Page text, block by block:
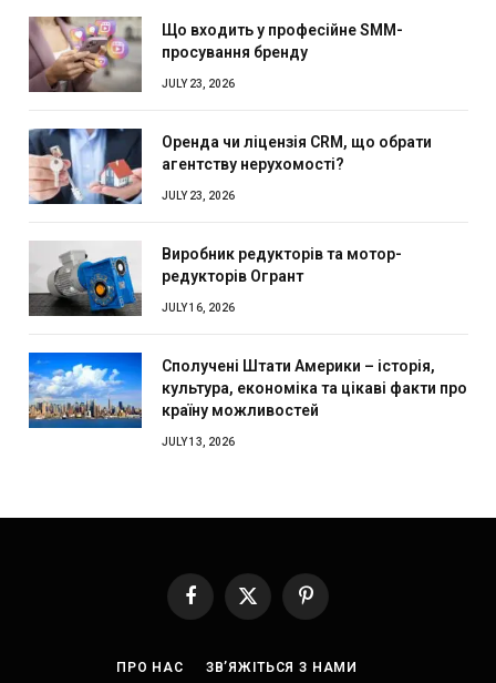
Що входить у професійне SMM-
просування бренду
JULY 23, 2026
Оренда чи ліцензія CRM, що обрати
агентству нерухомості?
JULY 23, 2026
Виробник редукторів та мотор-
редукторів Огрант
JULY 16, 2026
Сполучені Штати Америки – історія,
культура, економіка та цікаві факти про
країну можливостей
JULY 13, 2026
Facebook
X
Pinterest
ПРО НАС ЗВ’ЯЖІТЬСЯ З НАМИ